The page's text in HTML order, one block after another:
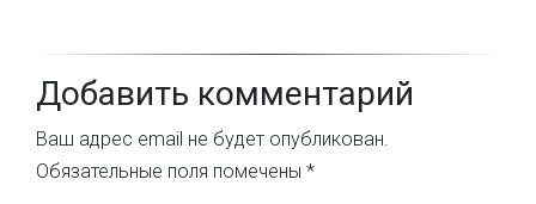
Добавить комментарий
Ваш адрес email не будет опубликован.
Обязательные поля помечены *